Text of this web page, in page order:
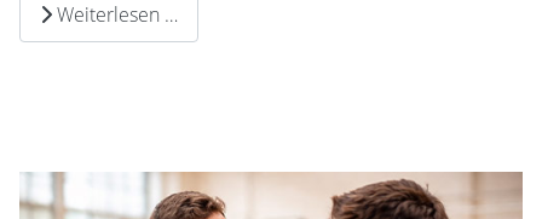
Weiterlesen …